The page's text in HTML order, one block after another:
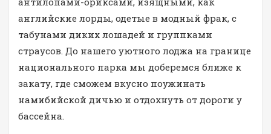
английские лорды, одетые в модный фрак, с
табунами диких лошадей и группками
страусов. До нашего уютного лоджа на границе
национального парка мы доберемся ближе к
закату, где сможем вкусно поужинать
намибийской дичью и отдохнуть от дороги у
бассейна.